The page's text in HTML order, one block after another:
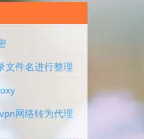
文件名进行整理
网络转为代理